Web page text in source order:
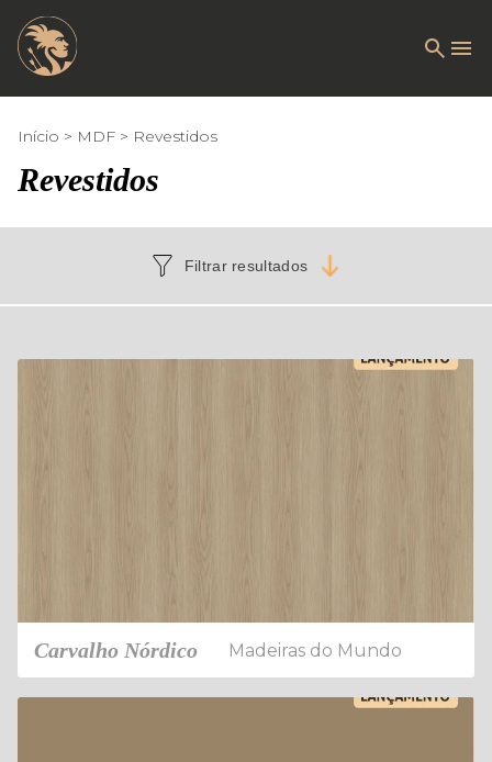
Início MDF Revestidos
Revestidos
Filtrar resultados
Carvalho Nórdico Madeiras do Mundo